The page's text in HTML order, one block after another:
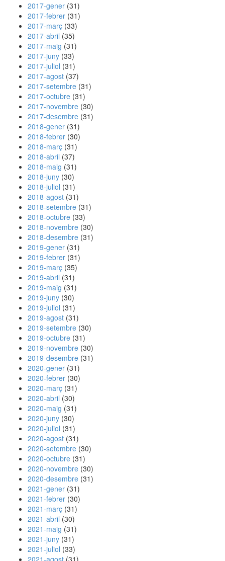
2017-gener (31)
2017-febrer (31)
2017-març (33)
2017-abril (35)
2017-maig (31)
2017-juny (33)
2017-juliol (31)
2017-agost (37)
2017-setembre (31)
2017-octubre (31)
2017-novembre (30)
2017-desembre (31)
2018-gener (31)
2018-febrer (30)
2018-març (31)
2018-abril (37)
2018-maig (31)
2018-juny (30)
2018-juliol (31)
2018-agost (31)
2018-setembre (31)
2018-octubre (33)
2018-novembre (30)
2018-desembre (31)
2019-gener (31)
2019-febrer (31)
2019-març (35)
2019-abril (31)
2019-maig (31)
2019-juny (30)
2019-juliol (31)
2019-agost (31)
2019-setembre (30)
2019-octubre (31)
2019-novembre (30)
2019-desembre (31)
2020-gener (31)
2020-febrer (30)
2020-març (31)
2020-abril (30)
2020-maig (31)
2020-juny (30)
2020-juliol (31)
2020-agost (31)
2020-setembre (30)
2020-octubre (31)
2020-novembre (30)
2020-desembre (31)
2021-gener (31)
2021-febrer (30)
2021-març (31)
2021-abril (30)
2021-maig (31)
2021-juny (31)
2021-juliol (33)
2021-agost (31)